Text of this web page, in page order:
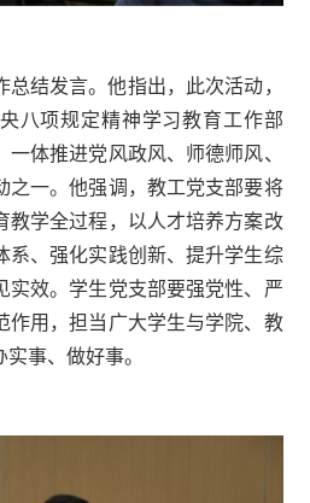
结发言。他指出，此次活动，
八项规定精神学习教育工作部
体推进党风政风、师德师风、
之一。他强调，教工党支部要将
教学全过程，以人才培养方案改
系、强化实践创新、提升学生综
实效。学生党支部要强党性、严
作用，担当广大学生与学院、教
事、做好事。